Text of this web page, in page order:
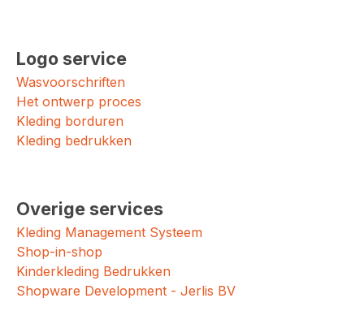
Logo service
Wasvoorschriften
Het ontwerp proces
Kleding borduren
Kleding bedrukken
Overige services
Kleding Management Systeem
Shop-in-shop
Kinderkleding Bedrukken
Shopware Development - Jerlis BV